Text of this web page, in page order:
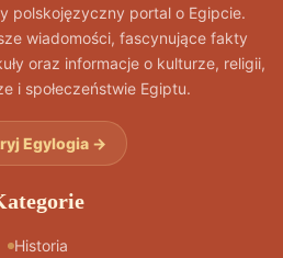
polskojęzyczny portal o Egipcie.
wiadomości, fascynujące fakty
oraz informacje o kulturze, religii,
i społeczeństwie Egiptu.
Egylogia →
Historia